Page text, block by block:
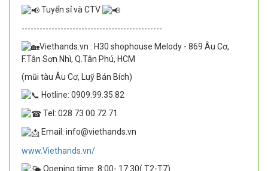
Tuyển sỉ và CTV
-----------------------------------------------
Viethands.vn : H30 shophouse Melody - 869 Âu Cơ,
F.Tân Sơn Nhì, Q.Tân Phú, HCM
(mũi tàu Âu Cơ, Luỹ Bán Bích)
Hotline: 0909.99.35.82
Tel: 028 73 00 72 71
Email: info@viethands.vn
www.Viethands.vn/
Opening time: 8:00- 17:30( T2-T7)